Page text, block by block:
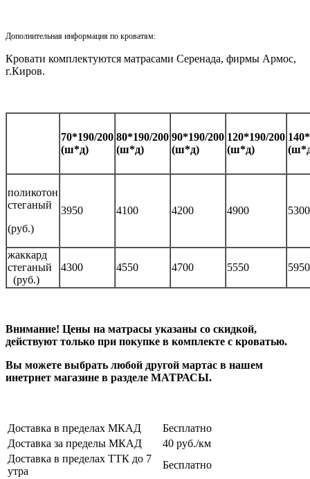
Дополнительная информация по кроватям:
Кровати комплектуются матрасами Серенада, фирмы Армос,
г.Киров.
70*190/200
(ш*д)
80*190/200
(ш*д)
90*190/200
(ш*д)
120*190/200
(ш*д)
поликотон
стеганый
(руб.)
3950 4100 4200 4900 5300
жаккард
стеганый
(руб.)
4300 4550 4700 5550 5950
Внимание! Цены на матрасы указаны со скидкой,
действуют только при покупке в комплекте с кроватью.
Вы можете выбрать любой другой мартас в нашем
инетрнет магазине в разделе МАТРАСЫ.
Доставка в пределах МКАД
Бесплатно
Доставка за пределы МКАД
40 руб./км
Доставка в пределах ТТК до 7
утра
Бесплатно